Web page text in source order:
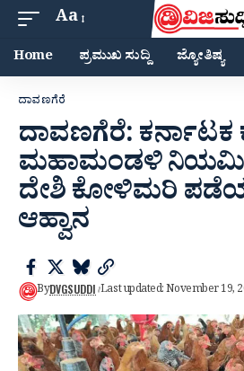
Aa
Home ಪ್ರಮುಖ ಸುದ್ದಿ ಜ್ಯೋತಿಷ್ಯ
ದಾವಣಗೆರೆ
ದಾವಣಗೆರೆ: ಕರ್ನಾಟಕ
ಮಹಾಮಂಡಳಿ
ದೇಶಿ ಕೋಳಿಮರಿ
ಆಹ್ವಾನ
ByDVGSUDDI Last updated: November 19,